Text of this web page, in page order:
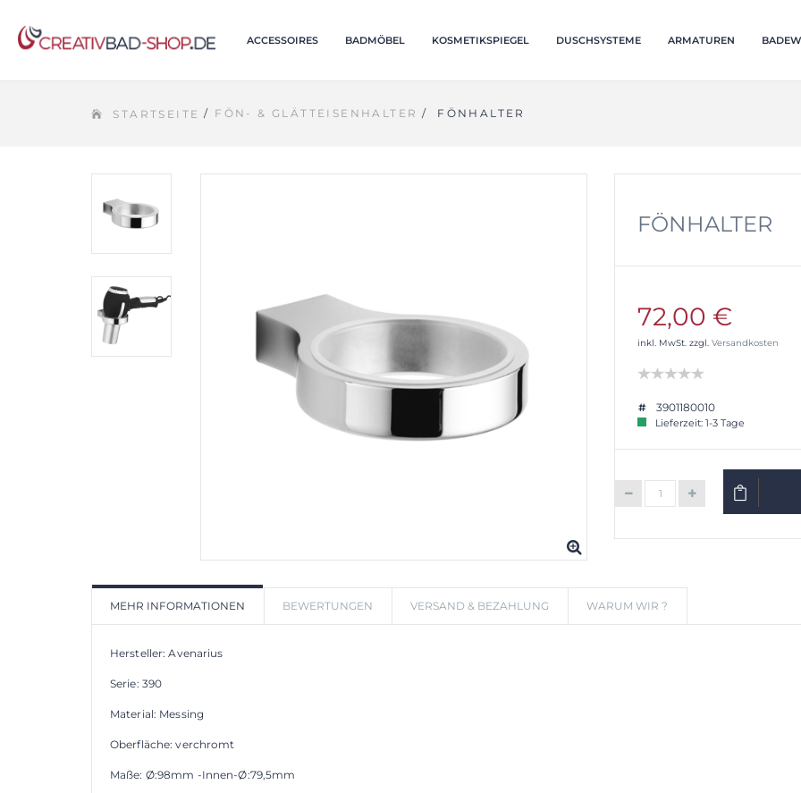
ACCESSOIRES BADMÖBEL KOSMETIKSPIEGEL DUSCHSYSTEME ARMATUREN
STARTSEITE / FÖN- & GLÄTTEISENHALTER / FÖNHALTER
FÖNHALTER
72,00 €
inkl. MwSt. zzgl. Versandkosten
3901180010
Lieferzeit: 1-3 Tage
MEHR INFORMATIONEN
BEWERTUNGEN VERSAND & BEZAHLUNG WARUM WIR ?
Hersteller: Avenarius
Serie: 390
Material: Messing
Oberfläche: verchromt
Maße: Ø:98mm -Innen-Ø:79,5mm